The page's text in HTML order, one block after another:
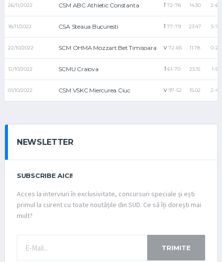
26/11/2022 CSM ABC Athletic Constanta Î 72-78 14.30 2-6
18/11/2022 CSA Steaua Bucuresti Î 77-79 23.47 5-7
22/10/2022 SCM OHMA Mozzart Bet Timisoara V72-65 11.78 0-2
12/10/2022 SCMU Craiova Î 61-70 23.15 1-5
01/10/2022 CSM VSKC Miercurea Ciuc V97-52 15.02 2-4
NEWSLETTER
SUBSCRIBE AICI!
Acces la interviuri în exclusivitate, concursuri speciale și ești
primul la curent cu toate noutățile din SUD. Ce să îți dorești mai
mult?
TRIMITE